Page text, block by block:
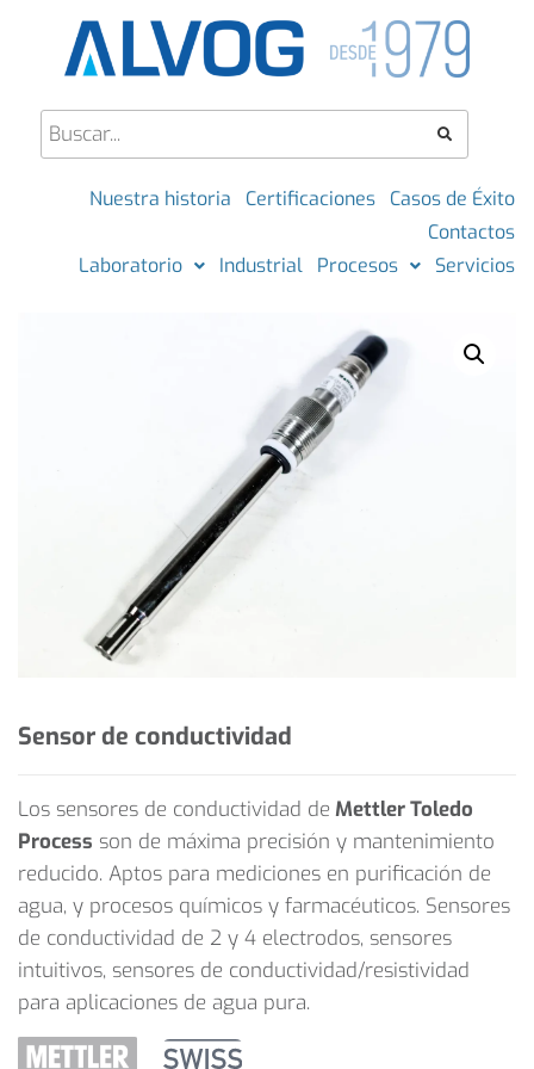
Nuestra historia Certificaciones
Casos de Éxito
Contactos
Laboratorio
Industrial Procesos Servicios
Sensor de conductividad
Los sensores de conductividad de Mettler Toledo
Process son de máxima precisión y mantenimiento
reducido. Aptos para mediciones en purificación de
agua, y procesos químicos y farmacéuticos. Sensores
de conductividad de 2 y 4 electrodos, sensores
intuitivos, sensores de conductividad/resistividad
para aplicaciones de agua pura.